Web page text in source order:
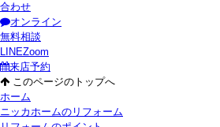
合わせ
オンライン
無料相談
LINEZoom
来店予約
このページのトップへ
ホーム
ニッカホームのリフォーム